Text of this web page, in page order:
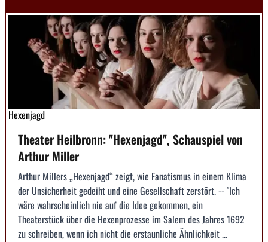
Hexenjagd
Theater Heilbronn: "Hexenjagd", Schauspiel von
Arthur Miller
Arthur Millers „Hexenjagd“ zeigt, wie Fanatismus in einem Klima
der Unsicherheit gedeiht und eine Gesellschaft zerstört. -- "Ich
wäre wahrscheinlich nie auf die Idee gekommen, ein
Theaterstück über die Hexenprozesse im Salem des Jahres 1692
zu schreiben, wenn ich nicht die erstaunliche Ähnlichkeit ...